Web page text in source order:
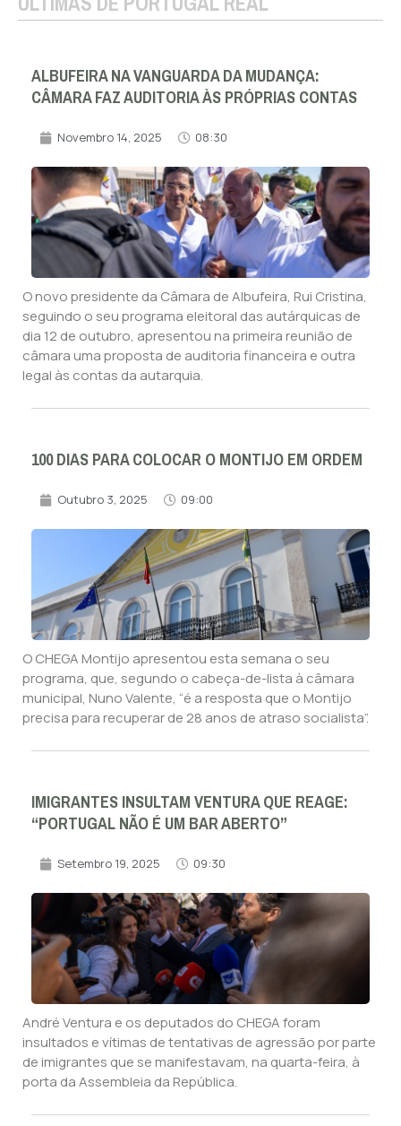
ALBUFEIRA NA VANGUARDA DA MUDANÇA:
CÂMARA FAZ AUDITORIA ÀS PRÓPRIAS CONTAS
Novembro 14, 2025 08:30
O novo presidente da Câmara de Albufeira, Rui Cristina,
seguindo o seu programa eleitoral das autárquicas de
dia 12 de outubro, apresentou na primeira reunião de
câmara uma proposta de auditoria financeira e outra
legal às contas da autarquia.
100 DIAS PARA COLOCAR O MONTIJO EM ORDEM
Outubro 3, 2025 09:00
O CHEGA Montijo apresentou esta semana o seu
programa, que, segundo o cabeça-de-lista à câmara
municipal, Nuno Valente, “é a resposta que o Montijo
precisa para recuperar de 28 anos de atraso socialista”.
IMIGRANTES INSULTAM VENTURA QUE REAGE:
“PORTUGAL NÃO É UM BAR ABERTO”
Setembro 19, 2025 09:30
André Ventura e os deputados do CHEGA foram
insultados e vítimas de tentativas de agressão por parte
de imigrantes que se manifestavam, na quarta-feira, à
porta da Assembleia da República.